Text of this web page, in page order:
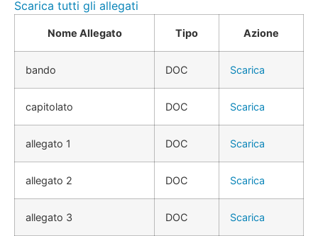
Scarica tutti gli allegati
Nome Allegato Tipo Azione
bando DOC Scarica
capitolato DOC Scarica
allegato 1 DOC Scarica
allegato 2 DOC Scarica
allegato 3 DOC Scarica